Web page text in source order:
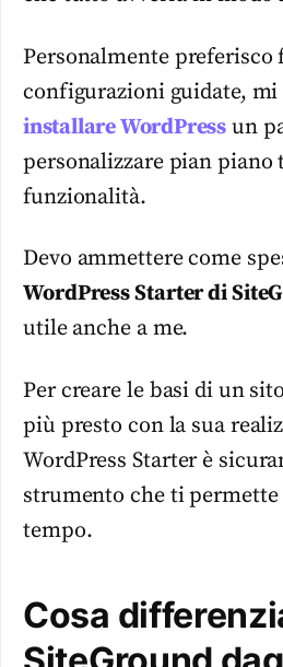
Personalmente preferisco
configurazioni guidate,
installare WordPress un
personalizzare pian piano
funzionalità.
Devo ammettere come
WordPress Starter di
utile anche a me.
Per creare le basi di un
più presto con la sua
WordPress Starter è
strumento che ti
tempo.
Cosa